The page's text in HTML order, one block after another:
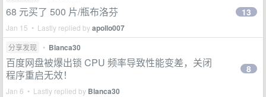
68 元买了 500 片/瓶布洛芬
Jan 15 • Lastly replied byapollo007
13
分享发现 • Blanca30
百度网盘被爆出锁 CPU 频率导致性能变差，关闭
程序重启无效！
Jan 6 • Lastly replied by Blanca30
8